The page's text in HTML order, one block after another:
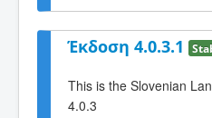
Έκδοση 4.0.3.1
This is the Slovenian
4.0.3